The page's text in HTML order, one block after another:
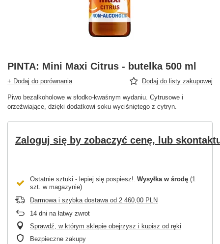
PINTA: Mini Maxi Citrus - butelka 500 ml
+ Dodaj do porównania Dodaj do listy zakupowej
Piwo bezalkoholowe w słodko-kwaśnym wydaniu. Cytrusowe i
orzeźwiające, dzięki dodatkowi soku wyciśniętego z cytryn.
Zaloguj się by zobaczyć cenę, lub
Ostatnie sztuki - lepiej się pospiesz! Wysyłka w środę (1
szt. w magazynie)
Darmowa i szybka dostawa od 2 460,00 PLN
14 dni na łatwy zwrot
Sprawdź, w którym sklepie obejrzysz i kupisz od ręki
Bezpieczne zakupy